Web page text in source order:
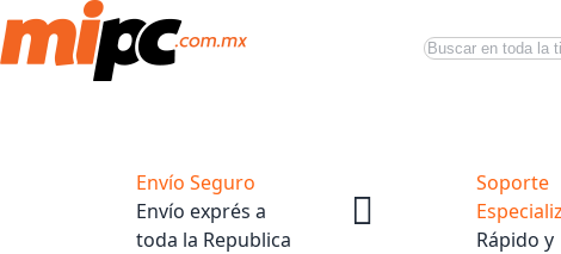
Buscar
Envío Seguro
Envío exprés a
toda la Republica
Soporte
Rápido y